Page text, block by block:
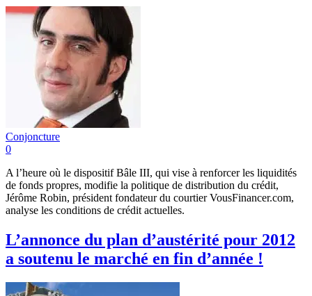
Conjoncture
0
A l’heure où le dispositif Bâle III, qui vise à renforcer les liquidités
de fonds propres, modifie la politique de distribution du crédit,
Jérôme Robin, président fondateur du courtier VousFinancer.com,
analyse les conditions de crédit actuelles.
L’annonce du plan d’austérité pour 2012
a soutenu le marché en fin d’année !